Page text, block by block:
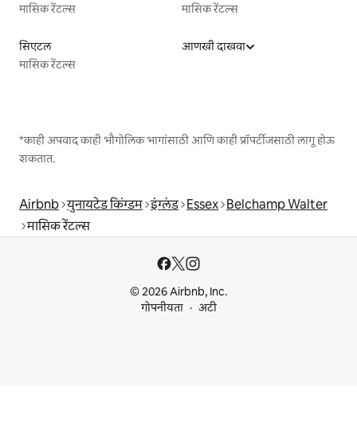
मासिक रेंटल्स
मासिक रेंटल्स
सिएटल
मासिक रेंटल्स
आणखी दाखवा
*काही अपवाद काही भौगोलिक भागांसाठी आणि काही प्रॉपर्टीजसाठी लागू होऊ
शकतात.
Airbnb युनायटेड किंग्डम इंग्लंड Essex Belchamp Walter
मासिक रेंटल्स
© 2026 Airbnb, Inc.
गोपनीयता
अटी